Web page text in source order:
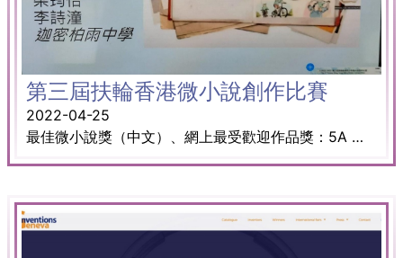
第三屆扶輪香港微小說創作比賽
2022-04-25
最佳微小說獎（中文）、網上最受歡迎作品獎：5A 李詩潼 5A 梁筠怡 5B 傅斯唯； 最佳電子平台運用獎：5A 羅凱校 5D 呂嶸韜 5D 馬心悅； 優異獎：5A 朱穗曦 5C 鄭卓茵 5C 張殷榣